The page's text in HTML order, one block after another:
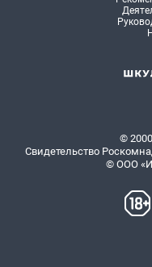
©
Свидетельство
© ООО